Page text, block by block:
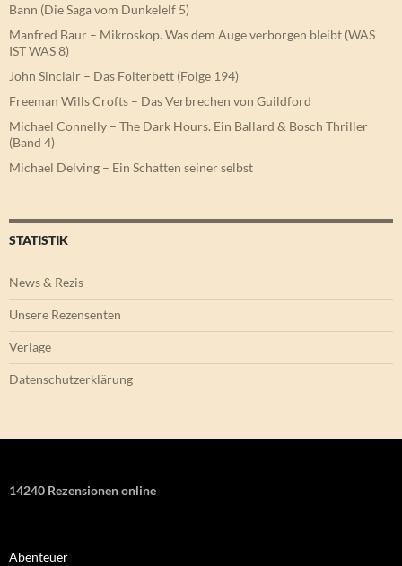
Bann (Die Saga vom Dunkelelf 5)
Manfred Baur – Mikroskop. Was dem Auge verborgen bleibt (WAS
IST WAS 8)
John Sinclair – Das Folterbett (Folge 194)
Freeman Wills Crofts – Das Verbrechen von Guildford
Michael Connelly – The Dark Hours. Ein Ballard & Bosch Thriller
(Band 4)
Michael Delving – Ein Schatten seiner selbst
STATISTIK
News & Rezis
Unsere Rezensenten
Verlage
Datenschutzerklärung
14240 Rezensionen online
Abenteuer